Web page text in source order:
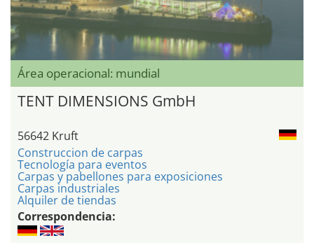
Área operacional: mundial
TENT DIMENSIONS GmbH
56642 Kruft
Construccion de carpas
Tecnología para eventos
Carpas y pabellones para exposiciones
Carpas industriales
Alquiler de tiendas
Correspondencia: